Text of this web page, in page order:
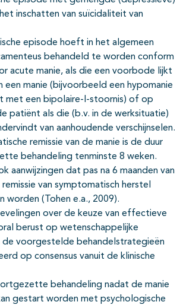
inschatten van suïcidaliteit van
episode hoeft in het algemeen
behandeld te worden conform
acute manie, als die een voorbode lijkt
een manie (bijvoorbeeld een hypomanie
met een bipolaire-I-stoornis) of op
patiënt als die (b.v. in de werksituatie)
van aanhoudende verschijnselen.
remissie van de manie is de duur
behandeling tenminste 8 weken.
aanwijzingen dat pas na 6 maanden van
van symptomatisch herstel
worden (Tohen e.a., 2009).
over de keuze van effectieve
berust op wetenschappelijke
de voorgestelde behandelstrategieën
op consensus vanuit de klinische
behandeling nadat de manie
gestart worden met psychologische